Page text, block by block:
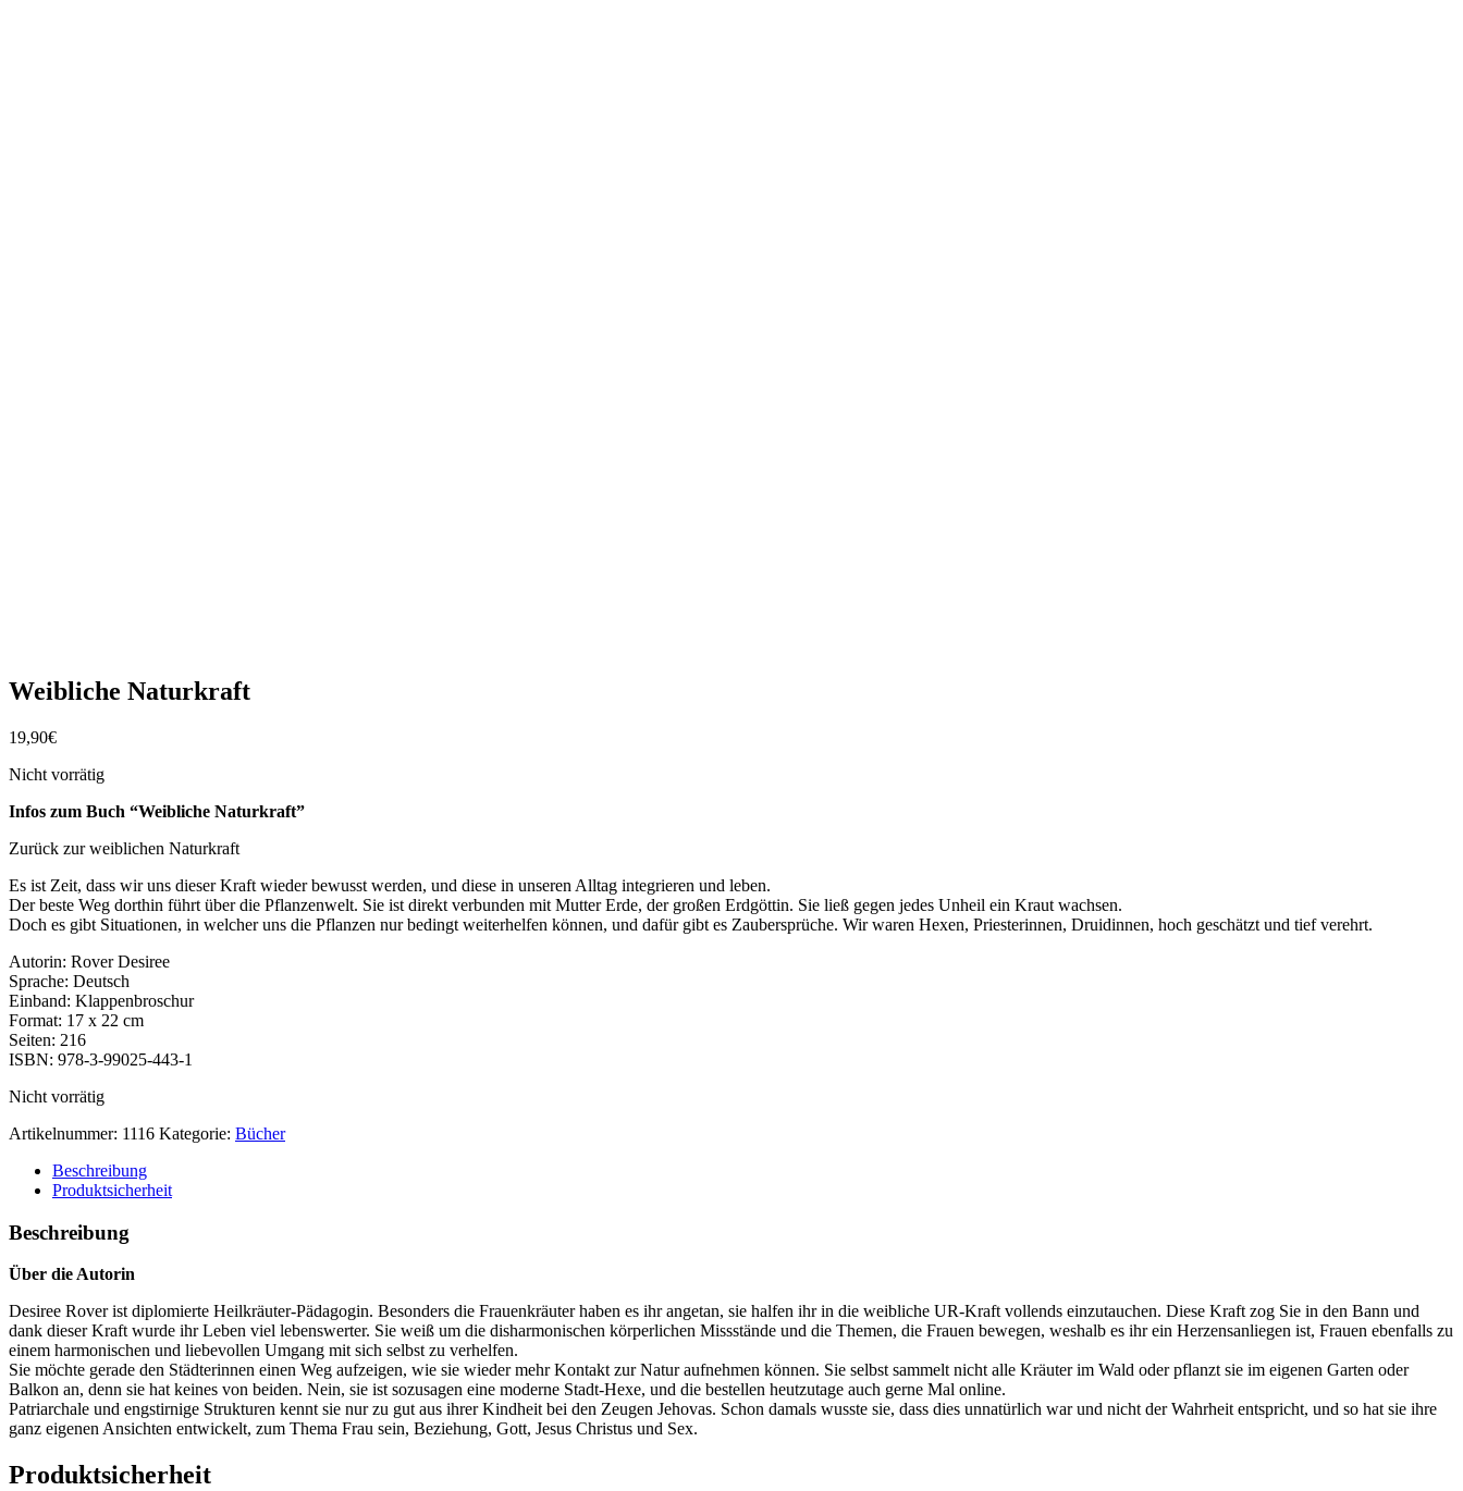
Weibliche Naturkraft
19,90€
Nicht vorrätig
Infos zum Buch “Weibliche Naturkraft”
Zurück zur weiblichen Naturkraft
Es ist Zeit, dass wir uns dieser Kraft wieder bewusst werden, und diese in unseren Alltag integrieren und leben.
Der beste Weg dorthin führt über die Pflanzenwelt. Sie ist direkt verbunden mit Mutter Erde, der großen Erdgöttin. Sie ließ gegen jedes Unheil ein Kraut wachsen.
Doch es gibt Situationen, in welcher uns die Pflanzen nur bedingt weiterhelfen können, und dafür gibt es Zaubersprüche. Wir waren Hexen, Priesterinnen, Druidinnen, hoch geschätzt und tief verehrt.
Autorin: Rover Desiree
Sprache: Deutsch
Einband: Klappenbroschur
Format: 17 x 22 cm
Seiten: 216
ISBN: 978-3-99025-443-1
Nicht vorrätig
Artikelnummer: 1116 Kategorie: Bücher
Beschreibung
Produktsicherheit
Beschreibung
Über die Autorin
Desiree Rover ist diplomierte Heilkräuter-Pädagogin. Besonders die Frauenkräuter haben es ihr angetan, sie halfen ihr in die weibliche UR-Kraft vollends einzutauchen. Diese Kraft zog Sie in den Bann und
dank dieser Kraft wurde ihr Leben viel lebenswerter. Sie weiß um die disharmonischen körperlichen Missstände und die Themen, die Frauen bewegen, weshalb es ihr ein Herzensanliegen ist, Frauen ebenfalls zu
einem harmonischen und liebevollen Umgang mit sich selbst zu verhelfen.
Sie möchte gerade den Städterinnen einen Weg aufzeigen, wie sie wieder mehr Kontakt zur Natur aufnehmen können. Sie selbst sammelt nicht alle Kräuter im Wald oder pflanzt sie im eigenen Garten oder
Balkon an, denn sie hat keines von beiden. Nein, sie ist sozusagen eine moderne Stadt-Hexe, und die bestellen heutzutage auch gerne Mal online.
Patriarchale und engstirnige Strukturen kennt sie nur zu gut aus ihrer Kindheit bei den Zeugen Jehovas. Schon damals wusste sie, dass dies unnatürlich war und nicht der Wahrheit entspricht, und so hat sie ihre
ganz eigenen Ansichten entwickelt, zum Thema Frau sein, Beziehung, Gott, Jesus Christus und Sex.
Produktsicherheit